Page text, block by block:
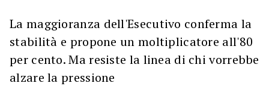
La maggioranza dell'Esecutivo conferma la
stabilità e propone un moltiplicatore all'80
per cento. Ma resiste la linea di chi vorrebbe
alzare la pressione